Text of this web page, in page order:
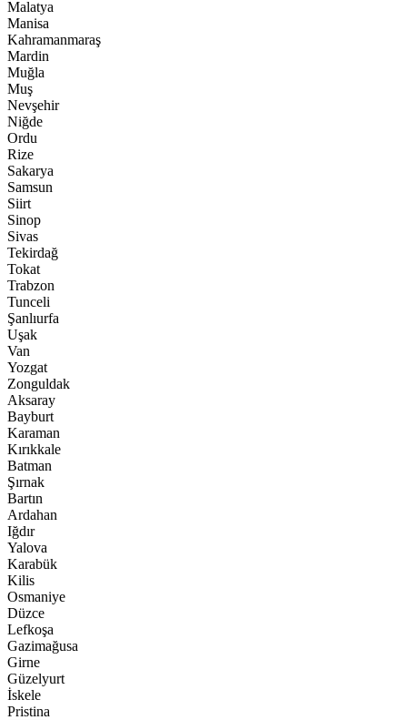
Malatya
Manisa
Kahramanmaraş
Mardin
Muğla
Muş
Nevşehir
Niğde
Ordu
Rize
Sakarya
Samsun
Siirt
Sinop
Sivas
Tekirdağ
Tokat
Trabzon
Tunceli
Şanlıurfa
Uşak
Van
Yozgat
Zonguldak
Aksaray
Bayburt
Karaman
Kırıkkale
Batman
Şırnak
Bartın
Ardahan
Iğdır
Yalova
Karabük
Kilis
Osmaniye
Düzce
Lefkoşa
Gazimağusa
Girne
Güzelyurt
İskele
Pristina